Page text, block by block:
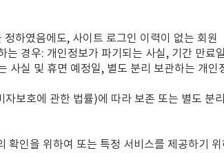
하였음에도, 사이트 로그인 이력이 없는 회원
경우: 개인정보가 파기되는 사실, 기간 만료
사실 및 휴면 예정일, 별도 분리 보관하는 개
보호에 관한 법률)에 따라 보존 또는 별도 분
인을 위하여 또는 특정 서비스를 제공하기